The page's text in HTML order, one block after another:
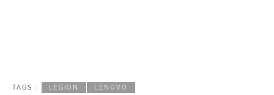
TAGS : LEGION LENOVO